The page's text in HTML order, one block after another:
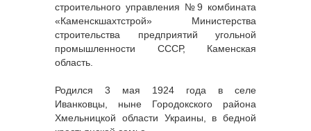
строительного управления №9 комбината
«Каменскшахтстрой» Министерства
строительства предприятий угольной
промышленности СССР, Каменская
область.
Родился 3 мая 1924 года в селе
Иванковцы, ныне Городокского района
Хмельницкой области Украины, в бедной